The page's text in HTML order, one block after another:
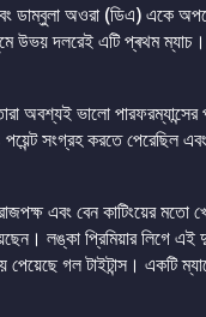
ডাম্বুলা অওরা (ডিএ) একে
উভয় দলরেই এটি প্ৰথম ম্যাচ।
অবশ্যই ভালো
সংগ্রহ করতে পেরেছিল
এবং বেন কাটিংয়ের
লঙ্কা প্রিমিয়ার লিগে
পেয়েছে গল টাইটান্স। একটি